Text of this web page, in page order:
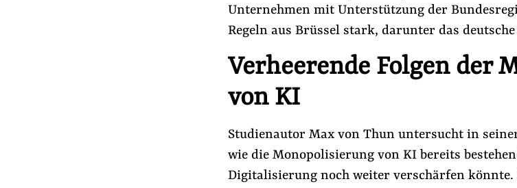
Unternehmen mit Unterstützung der
Regeln aus Brüssel stark, darunter das
Verheerende Folgen der
von KI
Studienautor Max von Thun untersucht in
wie die Monopolisierung von KI bereits
Digitalisierung noch weiter verschärfen könnte.